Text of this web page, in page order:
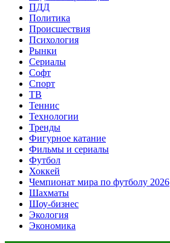
ПДД
Политика
Происшествия
Психология
Рынки
Сериалы
Софт
Спорт
ТВ
Теннис
Технологии
Тренды
Фигурное катание
Фильмы и сериалы
Футбол
Хоккей
Чемпионат мира по футболу 2026
Шахматы
Шоу-бизнес
Экология
Экономика